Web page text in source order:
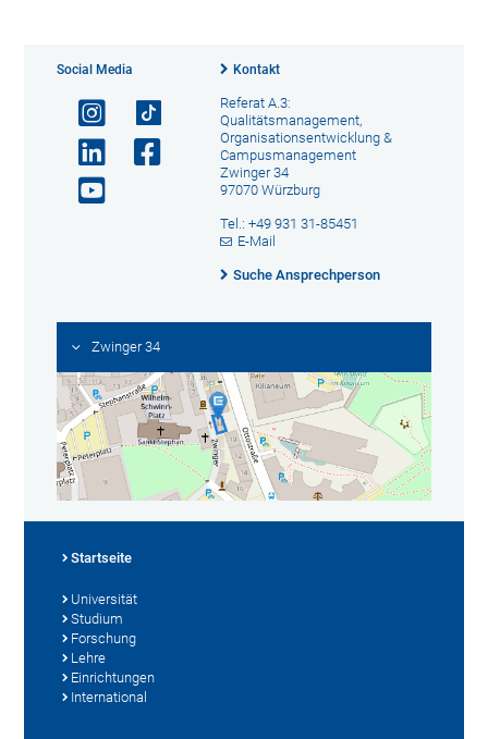
Social Media Kontakt
Referat A.3:
Qualitätsmanagement,
Organisationsentwicklung &
Campusmanagement
Zwinger 34
97070 Würzburg
Tel.: +49 931 31-85451
E-Mail
Suche Ansprechperson
Zwinger 34
Startseite
Universität
Studium
Forschung
Lehre
Einrichtungen
International